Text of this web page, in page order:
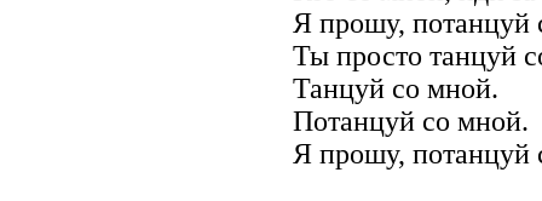
Я прошу, потанцуй
Ты просто танцуй
Танцуй со мной.
Потанцуй со мной.
Я прошу, потанцуй